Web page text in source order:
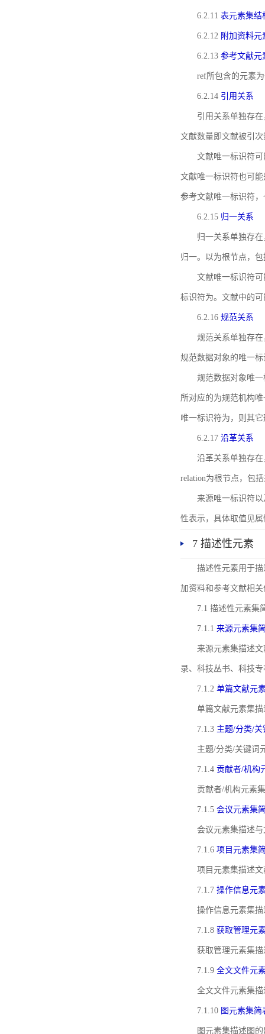
6.2.11 表元素集结
6.2.12 附加资料元
6.2.13 参考文献元
ref所包含的元素
6.2.14 引用关系
引用关系单独存
文献数量即文献被引
文献唯一标识符
文献唯一标识符也可
参考文献唯一标识符
6.2.15 归一关系
归一关系单独存
归一。以为根节点，
文献唯一标识符
标识符为。文献中的
6.2.16 规范关系
规范关系单独存
规范数据对象的唯一
规范数据对象唯一
所对应的为规范机构
唯一标识符为，则其
6.2.17 沿革关系
沿革关系单独存
relation为根节点，包
来源唯一标识符以
性表示，具体取值见属
7 描述性元素
描述性元素用于
加资料和参考文献相
7.1 描述性元素集
7.1.1 来源元素集
来源元素集描述
录、科技丛书、科技
7.1.2 单篇文献元
单篇文献元素集
7.1.3 主题/分类/
主题/分类/关键词
7.1.4 贡献者/机构
贡献者/机构元素
7.1.5 会议元素集
会议元素集描述
7.1.6 项目元素集
项目元素集描述
7.1.7 操作信息元
操作信息元素集
7.1.8 获取管理元
获取管理元素集
7.1.9 全文文件元
全文文件元素集
7.1.10 图元素集简
图元素集描述图